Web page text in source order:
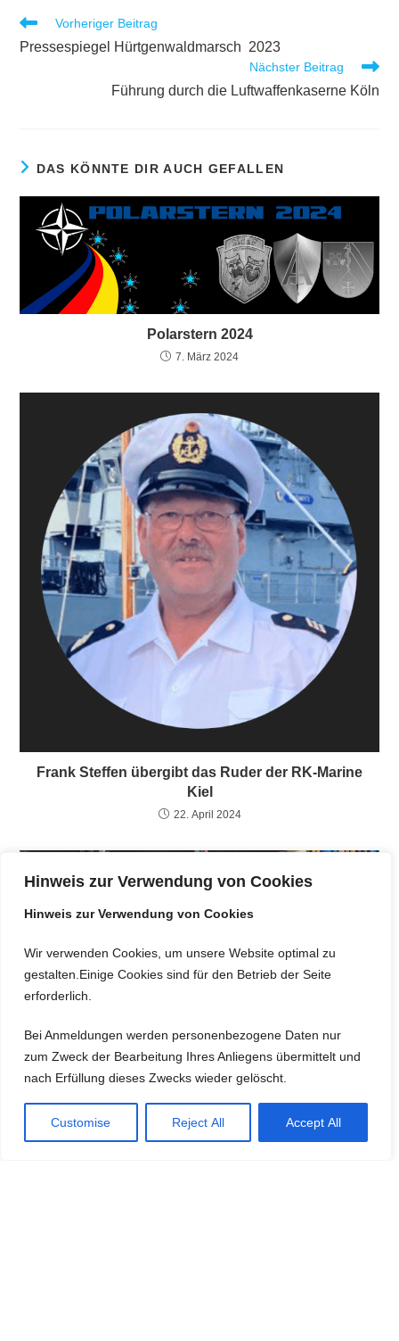
Hinweis zur Verwendung von Cookies
Hinweis zur Verwendung von Cookies
Wir verwenden Cookies, um unsere Website optimal zu
gestalten.Einige Cookies sind für den Betrieb der Seite
erforderlich.
Bei Anmeldungen werden personenbezogene Daten nur
zum Zweck der Bearbeitung Ihres Anliegens übermittelt und
nach Erfüllung dieses Zwecks wieder gelöscht.
Customise Reject All Accept All
Weitere
Artikel
ansehen
Vorheriger Beitrag
Pressespiegel Hürtgenwaldmarsch 2023
Nächster Beitrag
Führung durch die Luftwaffenkaserne Köln
DAS KÖNNTE DIR AUCH GEFALLEN
Polarstern 2024
7. März 2024
Frank Steffen übergibt das Ruder der RK-Marine
Kiel
22. April 2024
Mal ein etwas anderer Buchtipp
14. Oktober 2023